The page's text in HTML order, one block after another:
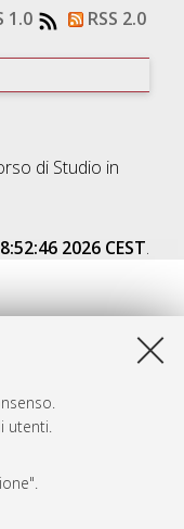
utenti.
1.0 RSS 2.0
di Studio in
2026 CEST.